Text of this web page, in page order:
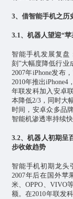
3、借智能手机之历
3.1、机器人望迎“
智能手机发展复盘
刻”大幅度降低行业
2007年iPhone发布
2010年推出
年联发科加入安卓
本降低2/3，同时大
时间，安卓众多品
智能机渗透率持续快
3.2、机器人初期呈
步收敛趋势
智能手机初期龙头
2007年后在国外苹
米、OPPO、VIVO
额。在2010年联发